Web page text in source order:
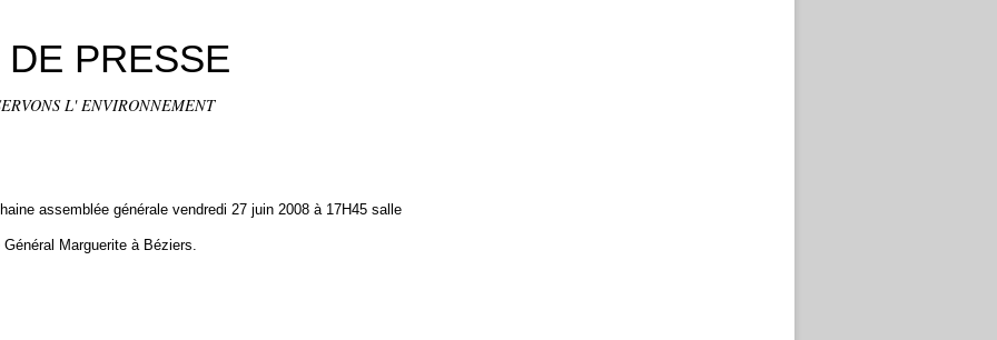
PRESSE
L' ENVIRONNEMENT
assemblée générale vendredi 27 juin 2008 à 17H45 salle
Marguerite à Béziers.